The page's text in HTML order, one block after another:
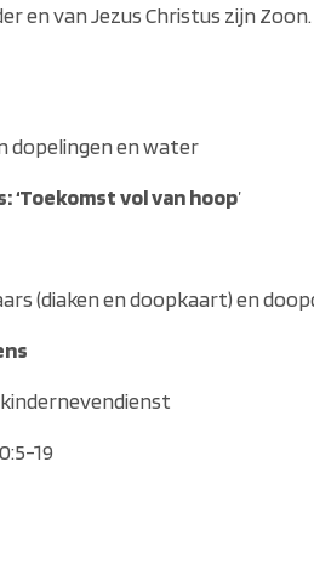
en van Jezus Christus zijn Zoon.
dopelingen en water
‘Toekomst vol van hoop’
(diaken en doopkaart) en
19